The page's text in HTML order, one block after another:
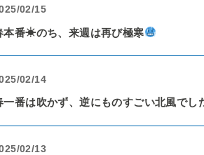
02/15
本番☀のち、来週は再び極寒
02/14
一番は吹かず、逆にものすごい北風でし
02/13